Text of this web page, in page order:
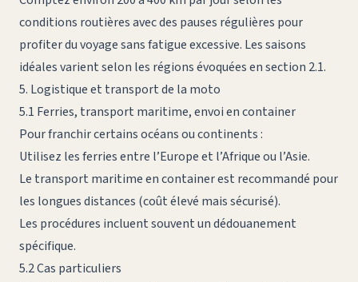
conditions routières avec des pauses régulières pour
profiter du voyage sans fatigue excessive. Les saisons
idéales varient selon les régions évoquées en section 2.1.
5. Logistique et transport de la moto
5.1 Ferries, transport maritime, envoi en container
Pour franchir certains océans ou continents :
Utilisez les ferries entre l’Europe et l’Afrique ou l’Asie.
Le transport maritime en container est recommandé pour
les longues distances (coût élevé mais sécurisé).
Les procédures incluent souvent un dédouanement
spécifique.
5.2 Cas particuliers